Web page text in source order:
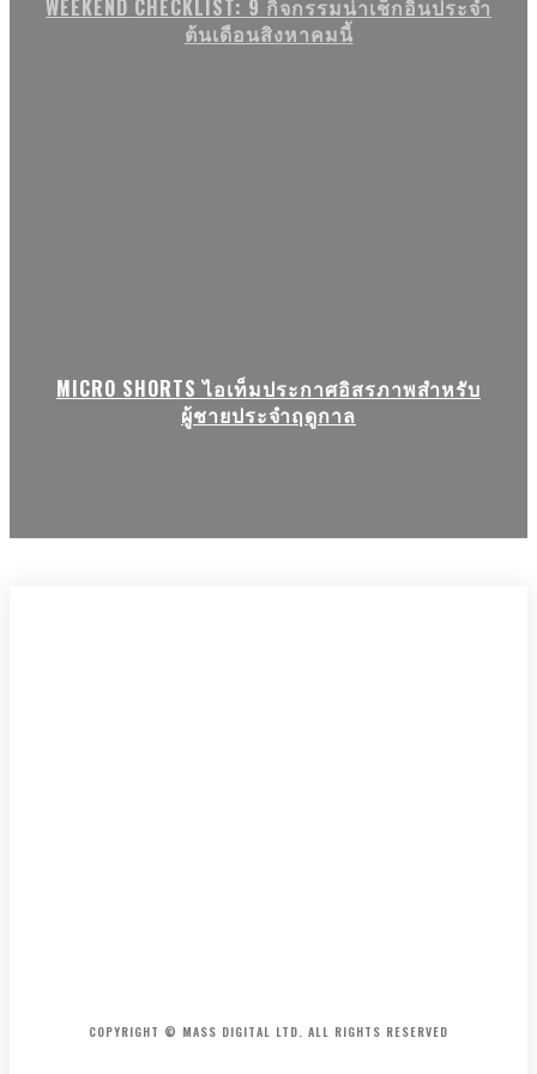
WEEKEND CHECKLIST: 9 กิจกรรมน่าเช็กอินประจำ
ต้นเดือนสิงหาคมนี้
MICRO SHORTS ไอเท็มประกาศอิสรภาพสำหรับ
ผู้ชายประจำฤดูกาล
COPYRIGHT © MASS DIGITAL LTD. ALL RIGHTS RESERVED